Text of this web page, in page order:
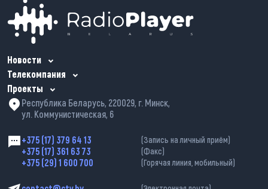
Новости
Телекомпания
Проекты
Республика Беларусь, 220029, г. Минск,
ул. Коммунистическая, 6
+375 (17) 379 64 13 (Запись на личный приём)
+375 (17) 361 63 73 (Факс)
+375 (29) 1 600 700 (Горячая линия, мобильный)